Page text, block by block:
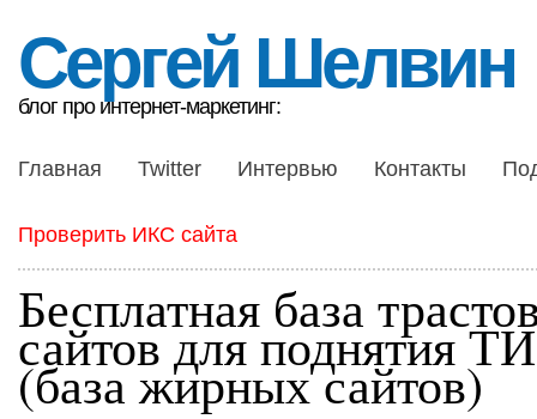
Сергей Шелвин
блог про интернет-маркетинг:
Главная Twitter Интервью Контакты
Проверить ИКС сайта
Бесплатная база
сайтов для поднятия
(база жирных сайтов)